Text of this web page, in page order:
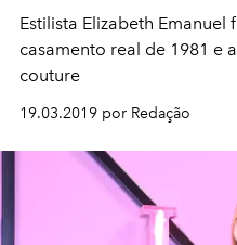
Estilista Elizabeth Emanuel
casamento real de 1981 e
couture
19.03.2019 por Redação